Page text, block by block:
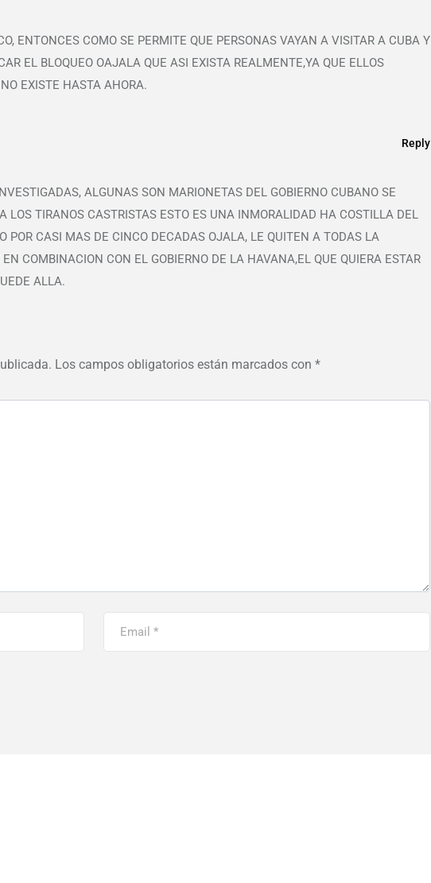
ENTONCES COMO SE PERMITE QUE PERSONAS VAYAN A VISITAR A CUBA Y
EL BLOQUEO OAJALA QUE ASI EXISTA REALMENTE,YA QUE ELLOS
EXISTE HASTA AHORA.
Reply
ALGUNAS SON MARIONETAS DEL GOBIERNO CUBANO SE
LOS TIRANOS CASTRISTAS ESTO ES UNA INMORALIDAD HA COSTILLA DEL
POR CASI MAS DE CINCO DECADAS OJALA, LE QUITEN A TODAS LA
COMBINACION CON EL GOBIERNO DE LA HAVANA,EL QUE QUIERA ESTAR
ALLA.
Los campos obligatorios están marcados con *